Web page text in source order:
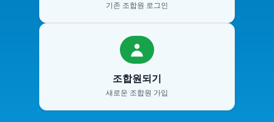
기존 조합원 로그인
조합원되기
새로운 조합원 가입